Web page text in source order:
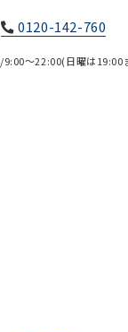
0120-142-760
9:00～22:00(日曜は19:00